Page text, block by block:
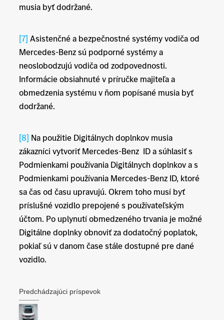
musia byť dodržané.
[7] Asistenčné a bezpečnostné systémy vodiča od
Mercedes-Benz sú podporné systémy a
neoslobodzujú vodiča od zodpovednosti.
Informácie obsiahnuté v príručke majiteľa a
obmedzenia systému v ňom popísané musia byť
dodržané.
[8] Na použitie Digitálnych doplnkov musia
zákazníci vytvoriť Mercedes-Benz ID a súhlasiť s
Podmienkami používania Digitálnych doplnkov a s
Podmienkami používania Mercedes-Benz ID, ktoré
sa čas od času upravujú. Okrem toho musí byť
príslušné vozidlo prepojené s používateľským
účtom. Po uplynutí obmedzeného trvania je možné
Digitálne doplnky obnoviť za dodatočný poplatok,
pokiaľ sú v danom čase stále dostupné pre dané
vozidlo.
Predchádzajúci príspevok